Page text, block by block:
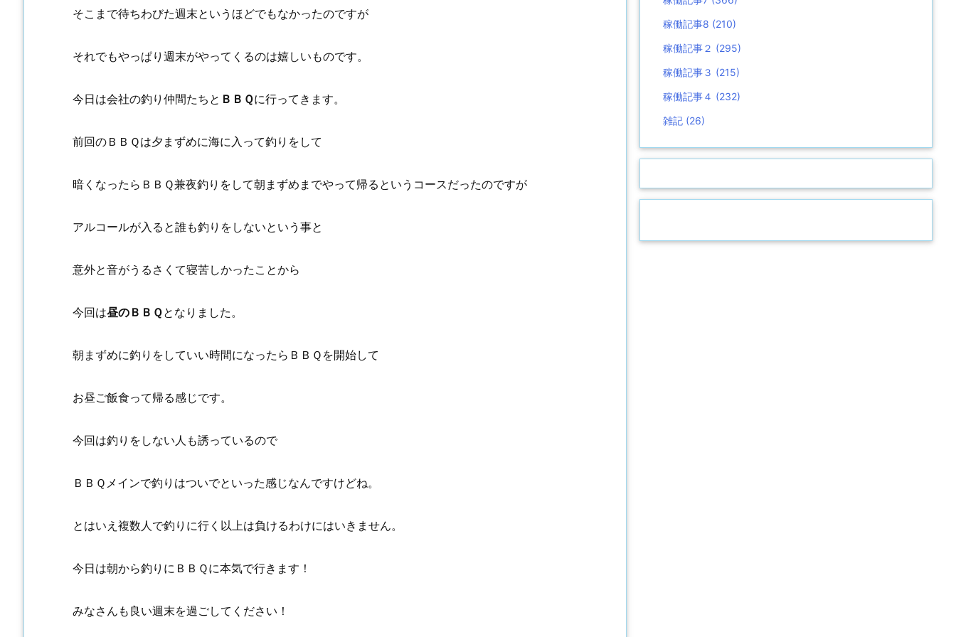
そこまで待ちわびた週末というほどでもなかったのですが
それでもやっぱり週末がやってくるのは嬉しいものです。
今日は会社の釣り仲間たちと ＢＢＱに行ってきます。
前回のＢＢＱは夕まずめに海に入って釣りをして
暗くなったらＢＢＱ兼夜釣りをして朝まずめまでやって帰るというコースだったのですが
アルコールが入ると誰も釣りをしないという事と
意外と音がうるさくて寝苦しかったことから
今回は昼のＢＢＱとなりました。
朝まずめに釣りをしていい時間になったらＢＢＱを開始して
お昼ご飯食って帰る感じです。
今回は釣りをしない人も誘っているので
ＢＢＱメインで釣りはついでといった感じなんですけどね。
とはいえ複数人で釣りに行く以上は負けるわけにはいきません。
今日は朝から釣りにＢＢＱに本気で行きます！
みなさんも良い週末を過ごしてください！
稼働記事8 (210)
稼働記事２ (295)
稼働記事３ (215)
稼働記事４ (232)
雑記 (26)